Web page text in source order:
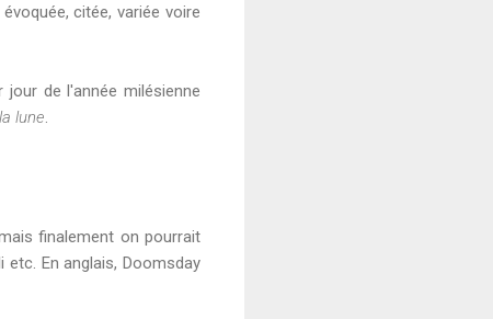
citée, variée voire
de l'année milésienne
lune
finalement on pourrait
En anglais, Doomsday